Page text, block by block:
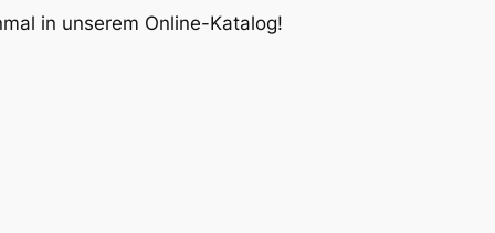
in unserem Online-Katalog!